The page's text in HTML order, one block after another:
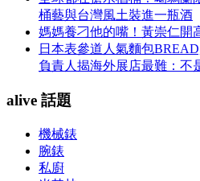
桶藝與台灣風土裝進一瓶酒
媽媽養刁他的嘴！黃崇仁開
日本表參道人氣麵包
負責人揭海外展店最難：不
alive 話題
機械錶
腕錶
私廚